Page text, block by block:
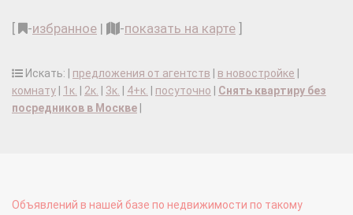
-избранное | -показать на карте
Искать: | предложения от агентств в новостройке
комнату
1к. 2к. 3к. 4+к. посуточно
Снять квартиру без
посредников в Москве
Объявлений в нашей базе по недвижимости по такому